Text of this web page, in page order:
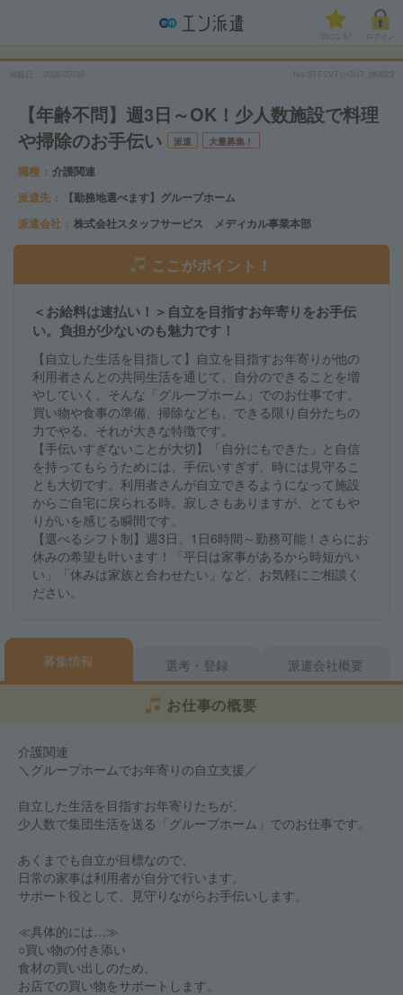
気になる!
【年齢不問】週3日～OK！少人数施設で料理
や掃除のお手伝い
派遣 大量募集！
職種
介護関連
派遣先
【勤務地選べます】グループホーム
派遣会社
株式会社スタッフサービス メディカル事業本部
ここがポイント！
＜お給料は速払い！＞自立を目指すお年寄りをお手伝
い。負担が少ないのも魅力です！
【自立した生活を目指して】自立を目指すお年寄りが他の
利用者さんとの共同生活を通じて、自分のできることを増
やしていく。そんな「グループホーム」でのお仕事です。
買い物や食事の準備、掃除なども、できる限り自分たちの
力でやる。それが大きな特徴です。
【手伝いすぎないことが大切】「自分にもできた」と自信
を持ってもらうためには、手伝いすぎず、時には見守るこ
とも大切です。利用者さんが自立できるようになって施設
からご自宅に戻られる時。寂しさもありますが、とてもや
りがいを感じる瞬間です。
【選べるシフト制】週3日、1日6時間～勤務可能！さらにお
休みの希望も叶います！「平日は家事があるから時短がい
い」「休みは家族と合わせたい」など、お気軽にご相談く
ださい。
募集情報 選考・登録 派遣会社概要
お仕事の概要
介護関連
＼グループホームでお年寄りの自立支援／
自立した生活を目指すお年寄りたちが、
少人数で集団生活を送る「グループホーム」でのお仕事です。
あくまでも自立が目標なので、
日常の家事は利用者が自分で行います。
サポート役として、見守りながらお手伝いします。
≪具体的には…≫
○買い物の付き添い
食材の買い出しのため、
お店での買い物をサポートします。